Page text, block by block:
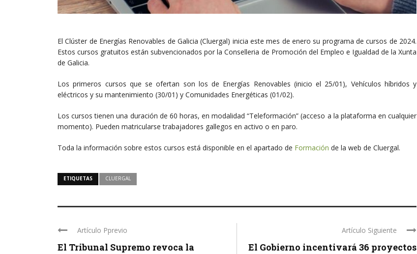
El Clúster de Energías Renovables de Galicia (Cluergal) inicia este mes de enero su programa de cursos de 2024.
Estos cursos gratuitos están subvencionados por la Conselleria de Promoción del Empleo e Igualdad de la Xunta
de Galicia.
Los primeros cursos que se ofertan son los de Energías Renovables (inicio el 25/01), Vehículos híbridos y
eléctricos y su mantenimiento (30/01) y Comunidades Energéticas (01/02).
Los cursos tienen una duración de 60 horas, en modalidad “Teleformación” (acceso a la plataforma en cualquier
momento). Pueden matricularse trabajadores gallegos en activo o en paro.
Toda la información sobre estos cursos está disponible en el apartado de Formación de la web de Cluergal.
ETIQUETAS CLUERGAL
Artículo Pprevio
El Tribunal Supremo revoca la
Artículo Siguiente
El Gobierno incentivará 36 proyectos